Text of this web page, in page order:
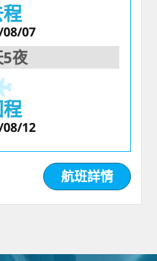
08/07
夜
08/12
航班詳情